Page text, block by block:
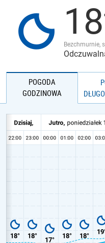
JAKOŚĆ POWIETRZA18
Bezchmurnie,
POGODA
GODZINOWA